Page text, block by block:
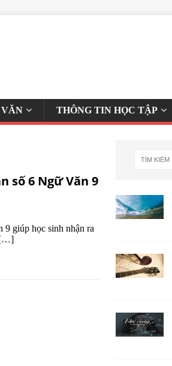
THÔNG TIN HỌC TẬP
số 6 Ngữ Văn 9
9 giúp học sinh nhận ra